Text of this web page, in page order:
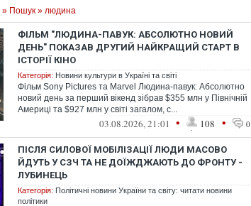
» Пошук » людина
ФІЛЬМ "ЛЮДИНА-ПАВУК: АБСОЛЮТНО НОВИЙ
ДЕНЬ" ПОКАЗАВ ДРУГИЙ НАЙКРАЩИЙ СТАРТ В
ІСТОРІЇ КІНО
Категорія: Новини культури в Україні та світі
Фільм Sony Pictures та Marvel Людина-павук: Абсолютно
новий день за перший вікенд зібрав $355 млн у Північній
Америці та $927 млн ​​у світі загалом, с...
03.08.2026, 21:01 • 108 • 0
ПІСЛЯ СИЛОВОЇ МОБІЛІЗАЦІЇ ЛЮДИ МАСОВО
ЙДУТЬ У СЗЧ ТА НЕ ДОЇЖДЖАЮТЬ ДО ФРОНТУ -
ЛУБИНЕЦЬ
Категорія: Політичні новини України та світу: читати новини
політики